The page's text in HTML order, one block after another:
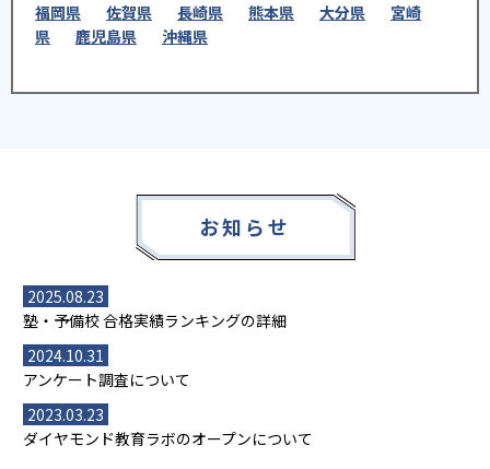
福岡県
佐賀県 長崎県 熊本県 大分県
宮崎
県
鹿児島県 沖縄県
お知らせ
2025.08.23
塾・予備校 合格実績ランキングの詳細
2024.10.31
アンケート調査について
2023.03.23
ダイヤモンド教育ラボのオープンについて